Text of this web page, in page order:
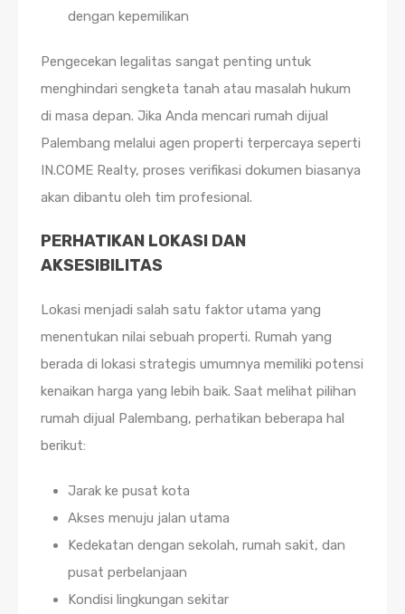
dengan kepemilikan
Pengecekan legalitas sangat penting untuk
menghindari sengketa tanah atau masalah hukum
di masa depan. Jika Anda mencari rumah dijual
Palembang melalui agen properti terpercaya seperti
IN.COME Realty, proses verifikasi dokumen biasanya
akan dibantu oleh tim profesional.
PERHATIKAN LOKASI DAN
AKSESIBILITAS
Lokasi menjadi salah satu faktor utama yang
menentukan nilai sebuah properti. Rumah yang
berada di lokasi strategis umumnya memiliki potensi
kenaikan harga yang lebih baik. Saat melihat pilihan
rumah dijual Palembang, perhatikan beberapa hal
berikut:
Jarak ke pusat kota
Akses menuju jalan utama
Kedekatan dengan sekolah, rumah sakit, dan
pusat perbelanjaan
Kondisi lingkungan sekitar